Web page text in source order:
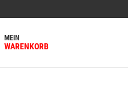
MEIN
WARENKORB